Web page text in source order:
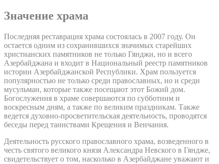
Значение храма
Последняя реставрация храма состоялась в 2007 году. Он
остается одним из сохранившихся значимых старейших
христианских памятников не только Гянджи, но и всего
Азербайджана и входит в Национальный реестр памятников
истории Азербайджанской Республики. Храм пользуется
популярностью не только среди православных, но и среди
мусульман, которые также посещают этот Божий дом.
Богослужения в храме совершаются по субботним и
воскресным дням, а также по великим праздникам. Также
ведется духовно-просветительская деятельность, проводятся
беседы перед таинствами Крещения и Венчания.
Деятельность русского православного храма, возведенного в
честь святого великого князя Александра Невского в Гяндже,
свидетельствует о том, насколько в Азербайджане уважают и